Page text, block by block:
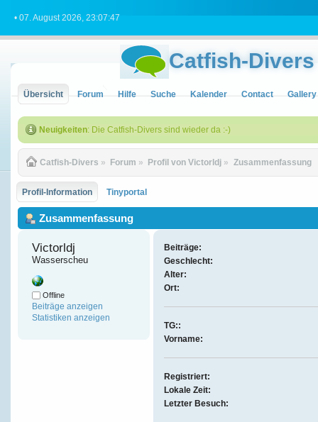
• 07. August 2026, 23:07:47
Catfish-Divers
Übersicht Forum Hilfe Suche Kalender Contact Gallery
Neuigkeiten: Die Catfish-Divers sind wieder da :-)
Catfish-Divers » Forum » Profil von Victorldj » Zusammenfassung
Profil-Information Tinyportal
Zusammenfassung
Victorldj
Wasserscheu
Offline
Beiträge anzeigen
Statistiken anzeigen
Beiträge:
Geschlecht:
Alter:
Ort:
TG::
Vorname:
Registriert:
Lokale Zeit:
Letzter Besuch: